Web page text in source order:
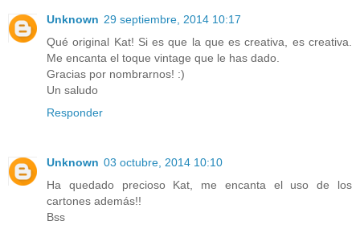
Unknown 29 septiembre, 2014 10:17
Qué original Kat! Si es que la que es creativa, es creativa.
Me encanta el toque vintage que le has dado.
Gracias por nombrarnos! :)
Un saludo
Responder
Unknown 03 octubre, 2014 10:10
Ha quedado precioso Kat, me encanta el uso de los
cartones además!!
Bss